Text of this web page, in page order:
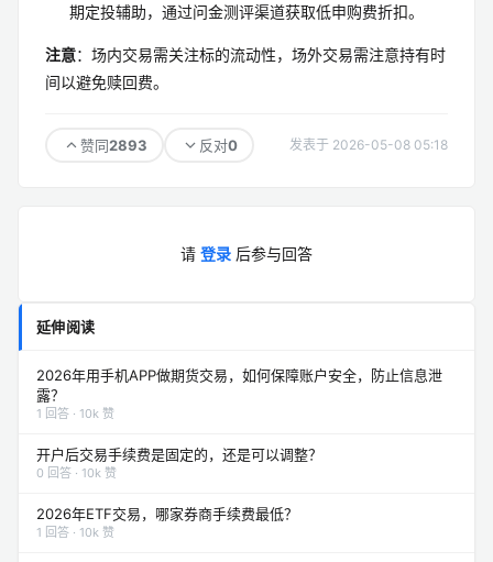
期定投辅助，通过问金测评渠道获取低申购费折扣。
注意：场内交易需关注标的流动性，场外交易需注意持有时
间以避免赎回费。
赞同2893 反对0 发表于 2026-05-08 05:18
请 登录 后参与回答
延伸阅读
2026年用手机APP做期货交易，如何保障账户安全，防止信息泄
露？
1 回答 · 10k 赞
开户后交易手续费是固定的，还是可以调整？
0 回答 · 10k 赞
2026年ETF交易，哪家券商手续费最低？
1 回答 · 10k 赞